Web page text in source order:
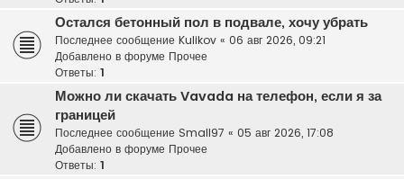
Остался бетонный пол в подвале, хочу убрать
Последнее сообщение Kulikov « 06 авг 2026, 09:21
Добавлено в форуме Прочее
Ответы: 1
Можно ли скачать Vavada на телефон, если я за
границей
Последнее сообщение Small97 « 05 авг 2026, 17:08
Добавлено в форуме Прочее
Ответы: 1